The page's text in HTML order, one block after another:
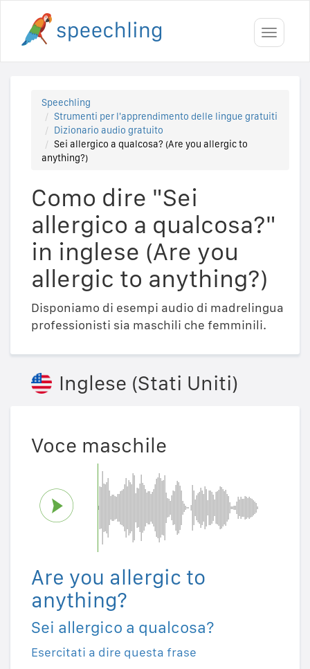
Toggle
Speechling
Strumenti per l'apprendimento delle lingue gratuiti
Dizionario audio gratuito
Sei allergico a qualcosa? (Are you allergic to
anything?)
Como dire "Sei
allergico a qualcosa?"
in inglese (Are you
allergic to anything?)
Disponiamo di esempi audio di madrelingua
professionisti sia maschili che femminili.
Inglese (Stati Uniti)
Voce maschile
Are you allergic to
anything?
Sei allergico a qualcosa?
Esercitati a dire questa frase